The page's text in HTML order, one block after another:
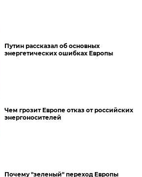
Путин рассказал об основных
энергетических ошибках Европы
Чем грозит Европе отказ от российских
энергоносителей
Почему "зеленый" переход Европы